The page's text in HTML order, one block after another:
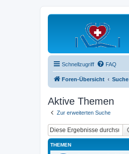
Schnellzugriff FAQ
Foren-Übersicht Suche
Aktive Themen
Zur erweiterten Suche
THEMEN